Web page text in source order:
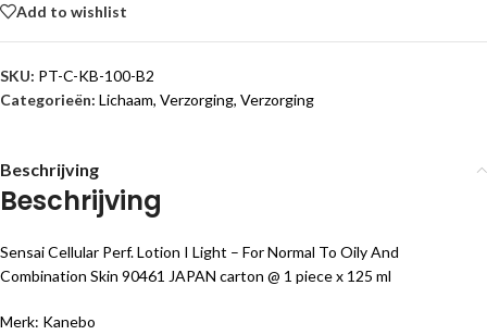
Add to wishlist
SKU: PT-C-KB-100-B2
Categorieën: Lichaam, Verzorging, Verzorging
Beschrijving
Beschrijving
Sensai Cellular Perf. Lotion I Light – For Normal To Oily And
Combination Skin 90461 JAPAN carton @ 1 piece x 125 ml
Merk: Kanebo